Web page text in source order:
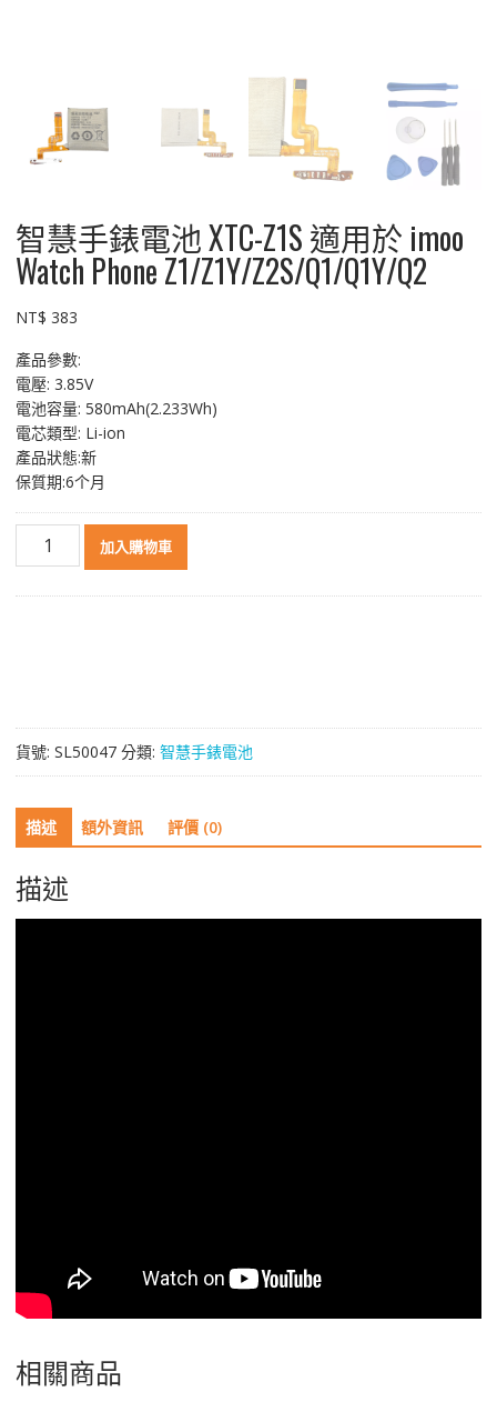
智慧手錶電池 XTC-Z1S 適用於 imoo
Watch Phone Z1/Z1Y/Z2S/Q1/Q1Y/Q2
NT$ 383
產品參數:
電壓: 3.85V
電池容量: 580mAh(2.233Wh)
電芯類型: Li-ion
產品狀態:新
保質期:6个月
適
用
於
imoo
Watch
Phone
Z1/Z1Y/Z2S/Q1/Q1Y/Q2
數
量
加入購物車
貨號: SL50047 分類: 智慧手錶電池
描述 額外資訊 評價 (0)
描述
相關商品